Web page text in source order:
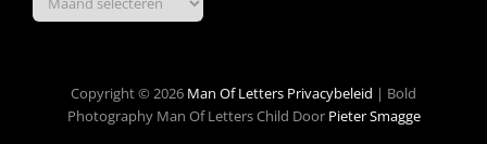
maand
Copyright © 2026 Man Of Letters Privacybeleid | Bold
Photography Man Of Letters Child Door Pieter Smagge